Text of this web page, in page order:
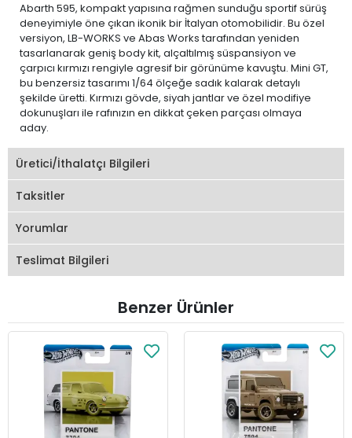
Abarth 595, kompakt yapısına rağmen sunduğu sportif sürüş
deneyimiyle öne çıkan ikonik bir İtalyan otomobilidir. Bu özel
versiyon, LB-WORKS ve Abas Works tarafından yeniden
tasarlanarak geniş body kit, alçaltılmış süspansiyon ve
çarpıcı kırmızı rengiyle agresif bir görünüme kavuştu. Mini GT,
bu benzersiz tasarımı 1/64 ölçeğe sadık kalarak detaylı
şekilde üretti. Kırmızı gövde, siyah jantlar ve özel modifiye
dokunuşları ile rafınızın en dikkat çeken parçası olmaya
aday.
Üretici/İthalatçı Bilgileri
Taksitler
Yorumlar
Teslimat Bilgileri
Benzer Ürünler